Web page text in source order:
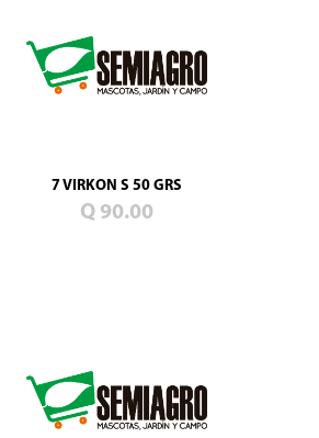
7 VIRKON S 50 GRS
Q 90.00